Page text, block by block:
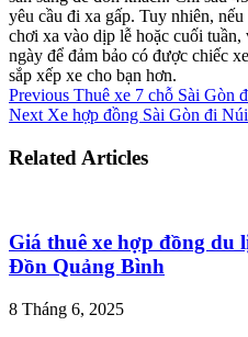
yêu cầu đi xa gấp. Tuy nhiên,
chơi xa vào dịp lễ hoặc cuối
ngày để đảm bảo có được chiếc
sắp xếp xe cho bạn hơn.
Previous Thuê xe 7 chỗ Sài Gòn
Next Xe hợp đồng Sài Gòn đi
Related Articles
Giá thuê xe hợp đồng du
Đồn Quảng Bình
8 Tháng 6, 2025